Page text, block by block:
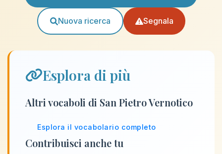
Nuova ricerca Segnala
Esplora di più
Altri vocaboli di San Pietro Vernotico
Esplora il vocabolario completo
Contribuisci anche tu